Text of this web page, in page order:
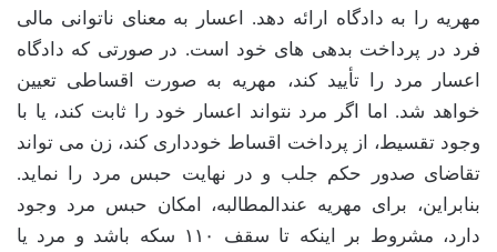
مهریه را به دادگاه ارائه دهد. اعسار به معنای ناتوانی مالی
فرد در پرداخت بدهی های خود است. در صورتی که دادگاه
اعسار مرد را تأیید کند، مهریه به صورت اقساطی تعیین
خواهد شد. اما اگر مرد نتواند اعسار خود را ثابت کند، یا با
وجود تقسیط، از پرداخت اقساط خودداری کند، زن می تواند
تقاضای صدور حکم جلب و در نهایت حبس مرد را نماید.
بنابراین، برای مهریه عندالمطالبه، امکان حبس مرد وجود
دارد، مشروط بر اینکه تا سقف ۱۱۰ سکه باشد و مرد یا